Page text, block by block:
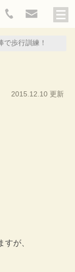
で歩行訓練！
2015.12.10 更新
が、